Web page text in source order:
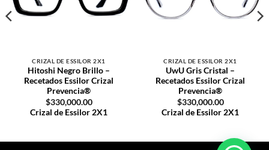
CRIZAL DE ESSILOR 2X1
Hitoshi Negro Brillo –
Recetados Essilor Crizal
Prevencia®
$330,000.00
Crizal de Essilor 2X1
CRIZAL DE ESSILOR 2X1
UwU Gris Cristal –
Recetados Essilor Crizal
Prevencia®
$330,000.00
Crizal de Essilor 2X1